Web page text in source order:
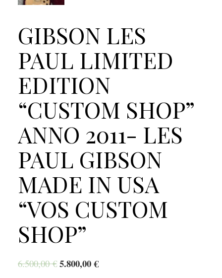
GIBSON LES
PAUL LIMITED
EDITION
“CUSTOM SHOP”
ANNO 2011- LES
PAUL GIBSON
MADE IN USA
“VOS CUSTOM
SHOP”
6.500,00€ 5.800,00€